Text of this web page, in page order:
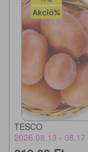
TESCO
2026.08.13 - 08.17